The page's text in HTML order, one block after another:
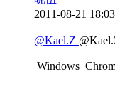
2011-08-21
@Kael.Z
Windows